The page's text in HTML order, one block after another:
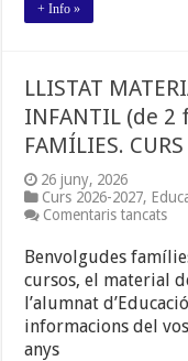
+ Info »
LLISTAT
INFANTIL (de 2
FAMÍLIES.
26 juny, 2026
Curs 2026-2027,
Comentaris tancatsa
DE
3r
6è
Benvolgudes
cursos, el material
l’alumnat
informacions del
anys